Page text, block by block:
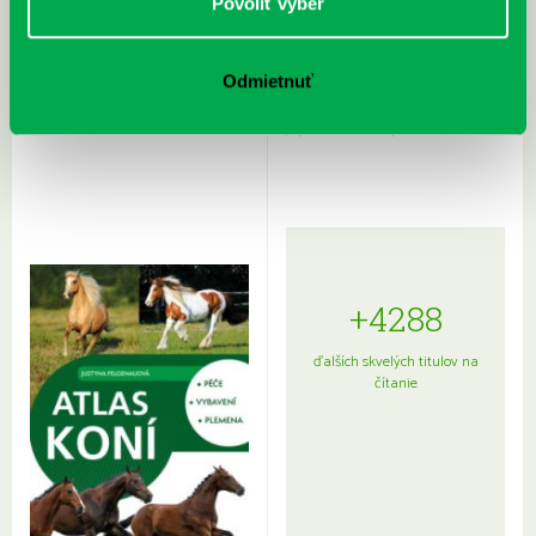
Odmietnuť
Rudź, Przemyslaw: Atlas hviezd:
Hardy, Paula: Japonsko na tanieri:
japonskou kuchyňou a etiketou
+4288
ďalších skvelých titulov na
čítanie